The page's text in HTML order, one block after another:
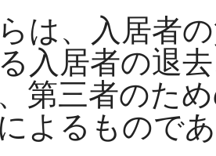
は、入居者
入居者の退
第三者のた
よるもので